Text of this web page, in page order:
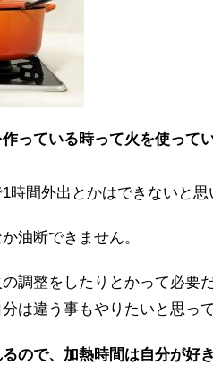
っている時って火を使って
間外出とかはできないと思
油断できません。
調整をしたりとかって必要
は違う事もやりたいと思って
ので、加熱時間は自分が好